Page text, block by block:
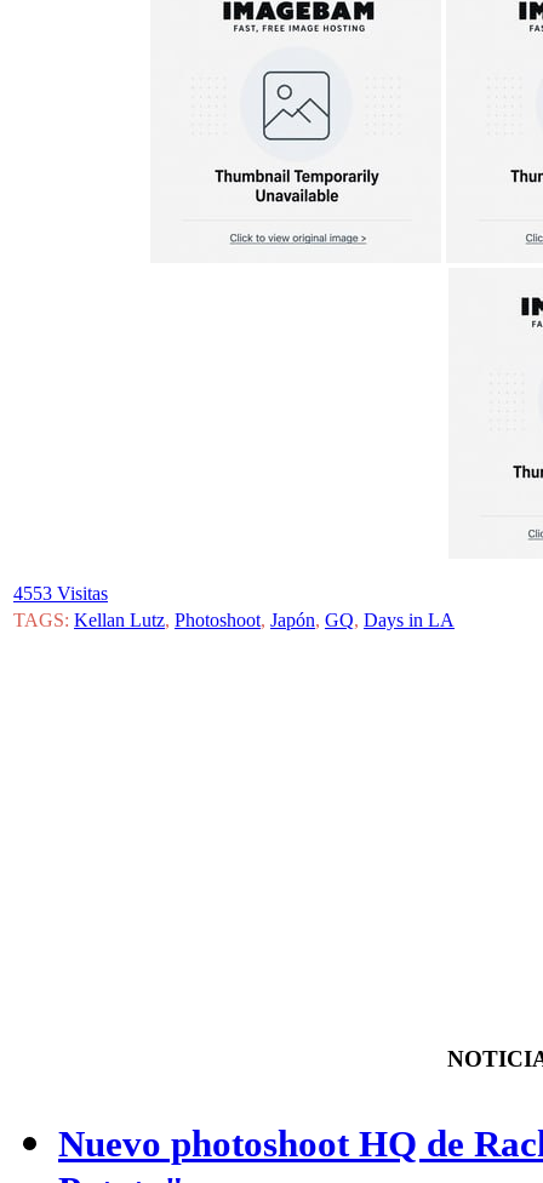
4553 Visitas
TAGS: Kellan Lutz, Photoshoot, Japón, GQ, Days in LA
Nuevo photoshoot HQ de